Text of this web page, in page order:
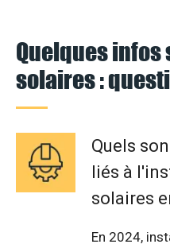
Quelques
solaires :
Quels
liés à
solaires
En 2024,